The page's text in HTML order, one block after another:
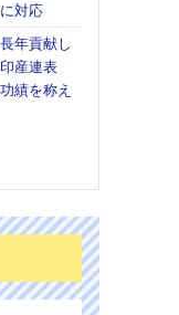
対応
年貢献し
産連表
績を称え